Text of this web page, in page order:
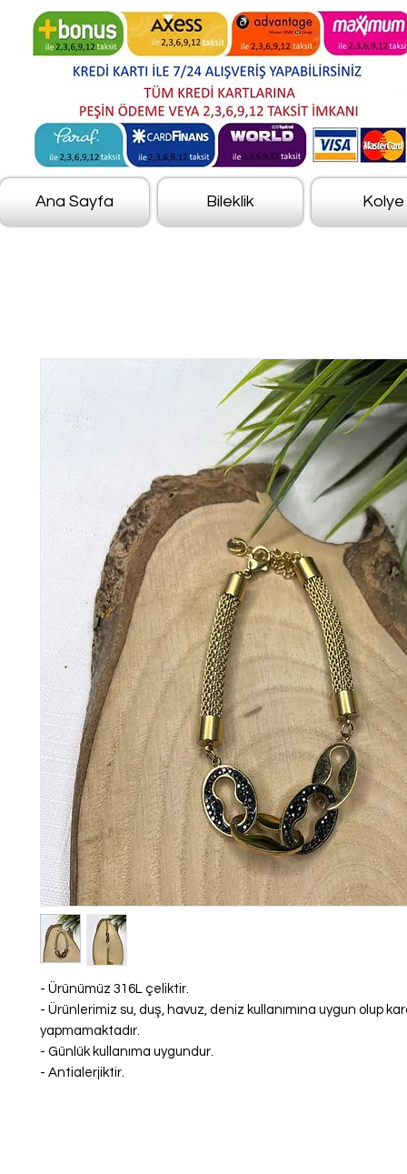
Ana Sayfa Bileklik Kolye
- Ürünümüz 316L çeliktir.
- Ürünlerimiz su, duş, havuz, deniz kullanımına uygun olup
yapmamaktadır.
- Günlük kullanıma uygundur.
- Antialerjiktir.